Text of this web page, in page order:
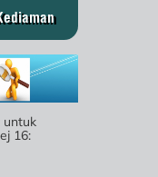
untuk
16: